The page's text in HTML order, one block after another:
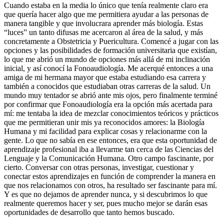
Cuando estaba en la media lo único que tenía realmente claro era
que quería hacer algo que me permitiera ayudar a las personas de
manera tangible y que involucrara aprender más biología. Estas
“luces” un tanto difusas me acercaron al área de la salud, y más
concretamente a Obstetricia y Puericultura. Comencé a jugar con las
opciones y las posibilidades de formación universitaria que existían,
lo que me abrió un mundo de opciones más allá de mi inclinación
inicial, y así conocí la Fonoaudiología. Me acerqué entonces a una
amiga de mi hermana mayor que estaba estudiando esa carrera y
también a conocidos que estudiaban otras carreras de la salud. Un
mundo muy tentador se abrió ante mis ojos, pero finalmente terminé
por confirmar que Fonoaudiología era la opción más acertada para
mí: me tentaba la idea de mezclar conocimientos teóricos y prácticos
que me permitieran unir mis ya reconocidos amores: la Biología
Humana y mi facilidad para explicar cosas y relacionarme con la
gente. Lo que no sabía en ese entonces, era que esta oportunidad de
aprendizaje profesional iba a llevarme tan cerca de las Ciencias del
Lenguaje y la Comunicación Humana. Otro campo fascinante, por
cierto. Conversar con otras personas, investigar, cuestionar y
conectar estos aprendizajes en función de comprender la manera en
que nos relacionamos con otros, ha resultado ser fascinante para mí.
Y es que no dejamos de aprender nunca, y si descubrimos lo que
realmente queremos hacer y ser, pues mucho mejor se darán esas
oportunidades de desarrollo que tanto hemos buscado.